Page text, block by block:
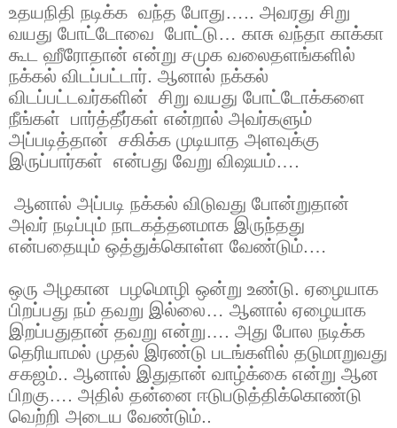
உதயநிதி நடிக்க வந்த போது….. அவரது சிறு
வயது போட்டோவை போட்டு… காசு வந்தா காக்கா
கூட ஹீரோதான் என்று சமுக வலைதளங்களில்
நக்கல் விடப்பட்டார். ஆனால் நக்கல்
விடப்பட்டவர்களின் சிறு வயது போட்டோக்களை
நீங்கள் பார்த்தீர்கள் என்றால் அவர்களும்
அப்படித்தான் சகிக்க முடியாத அளவுக்கு
இருப்பார்கள் என்பது வேறு விஷயம்….
ஆனால் அப்படி நக்கல் விடுவது போன்றுதான்
அவர் நடிப்பும் நாடகத்தனமாக இருந்தது
என்பதையும் ஒத்துக்கொள்ள வேண்டும்.…
ஒரு அழகான பழமொழி ஒன்று உண்டு. ஏழையாக
பிறப்பது நம் தவறு இல்லை… ஆனால் ஏழையாக
இறப்பதுதான் தவறு என்று…. அது போல நடிக்க
தெரியாமல் முதல் இரண்டு படங்களில் தடுமாறுவது
சகஜம்.. ஆனால் இதுதான் வாழ்க்கை என்று ஆன
பிறகு…. அதில் தன்னை ஈடுபடுத்திக்கொண்டு
வெற்றி அடைய வேண்டும்..